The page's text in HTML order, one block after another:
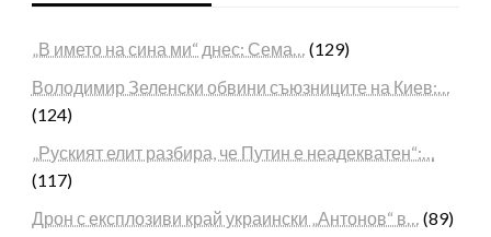
„В името на сина ми“ днес: Сема… (129)
Володимир Зеленски обвини съюзниците на Киев:…
(124)
„Руският елит разбира, че Путин е неадекватен“:…
(117)
Дрон с експлозиви край украински „Антонов“ в… (89)